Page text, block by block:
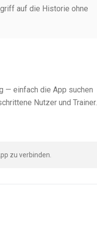
auf die Historie ohne
— einfach die App suchen
Nutzer und Trainer.
zu verbinden.